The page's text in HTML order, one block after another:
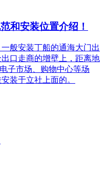
和安装位置介绍！
般安装丁船的通海大门出
口走商的增壁上，距离地
子市场、购物中心等场
装于立社上面的。